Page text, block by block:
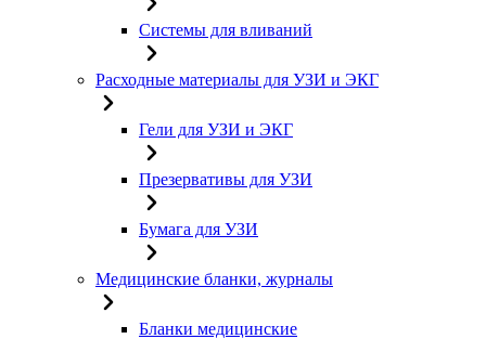
Системы для вливаний
Расходные материалы для УЗИ и ЭКГ
Гели для УЗИ и ЭКГ
Презервативы для УЗИ
Бумага для УЗИ
Медицинские бланки, журналы
Бланки медицинские